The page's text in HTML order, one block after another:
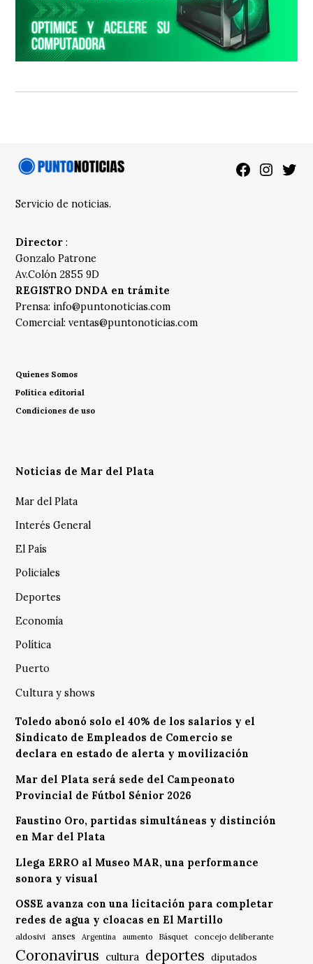
Facebook
Servicio de noticias.
Director :
Gonzalo Patrone
Av.Colón 2855 9D
REGISTRO DNDA en trámite
Prensa: info@puntonoticias.com
Comercial:ventas@puntonoticias.com
Quienes Somos
Política editorial
Condiciones de uso
Noticias de Mar del Plata
Mar del Plata
Interés General
El País
Policiales
Deportes
Economía
Política
Puerto
Cultura y shows
Toledo abonó solo el 40% de los salarios y el
Sindicato de Empleados de Comercio se
declara en estado de alerta y movilización
Mar del Plata será sede del Campeonato
Provincial de Fútbol Sénior 2026
Faustino Oro, partidas simultáneas y distinción
en Mar del Plata
Llega ERRO al Museo MAR, una performance
sonora y visual
OSSE avanza con una licitación para completar
redes de agua y cloacas en El Martillo
aldosivi anses Argentina aumento Básquet concejo deliberante
Coronavirus cultura deportes diputados